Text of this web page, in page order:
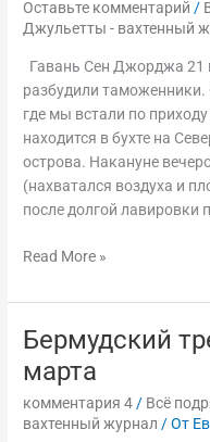
Оставьте комментарий /
Джульетты - вахтенный
Гавань Сен Джорджа 21
разбудили таможенники.
где мы встали по
находится в бухте на
острова. Накануне
(нахватался воздуха и
после долгой лавировки
остров
Ирландский.
21-
22
марта
Read More »
Бермудский
марта
комментария 4/ Всё
вахтенный журнал / От
Бермудский
треугольник.
14-
20
марта